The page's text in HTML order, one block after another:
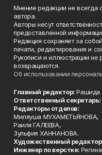
Мнение редакции не всегда
автора.
Авторы несут
предоставленной
Редакция сохраняет за
печати, редактирования и
Рукописи и иллюстрации не
возвращаются.
Об использовании
Главный редактор: Рашида
Ответственный секретарь:
Редакторы отделов:
Миляуша МУХАМЕТЬЯНОВА,
Раиля ГАЛЕЕВА,
Зульфия ХАННАНОВА.
Художественный
Инженер по верстке: